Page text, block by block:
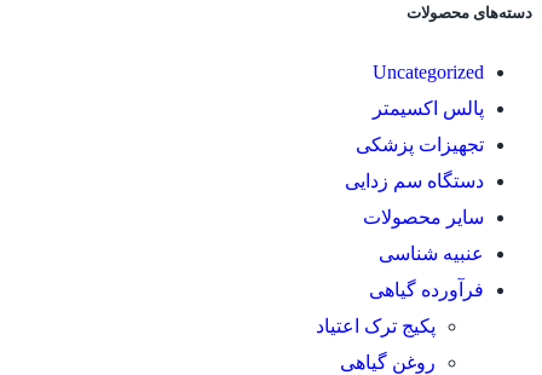
دسته‌های محصولات
Uncategorized
پالس اکسیمتر
تجهیزات پزشکی
دستگاه سم زدایی
سایر محصولات
عنبیه شناسی
فرآورده گیاهی
پکیج ترک اعتیاد
روغن گیاهی